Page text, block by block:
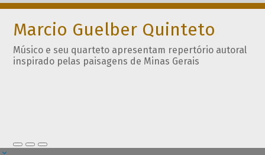
Marcio Guelber Quinteto
Músico e seu quarteto apresentam repertório autoral
inspirado pelas paisagens de Minas Gerais